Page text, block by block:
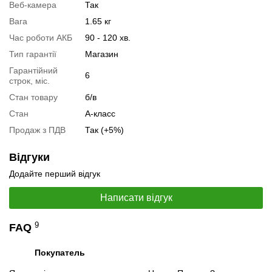
Специфікація процесора:
Тестування процесора: Intel Core i7-1255U
Відеоогляд
Слідкувати в Instagram
Веб-камера
Так
Вага
1.65 кг
Час роботи АКБ
90 - 120 хв.
Тип гарантії
Магазин
Гарантійний
строк, міс.
6
Стан товару
б/в
Стан
А-класс
Продаж з ПДВ
Так (+5%)
Відгуки
Додайте перший відгук
Написати відгук
FAQ 9
Покупатель